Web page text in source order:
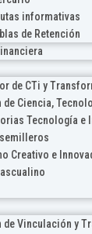
informativas
de Retención
de CTi y
de Ciencia,
Tecnología e
Creativo e
de Vinculación y